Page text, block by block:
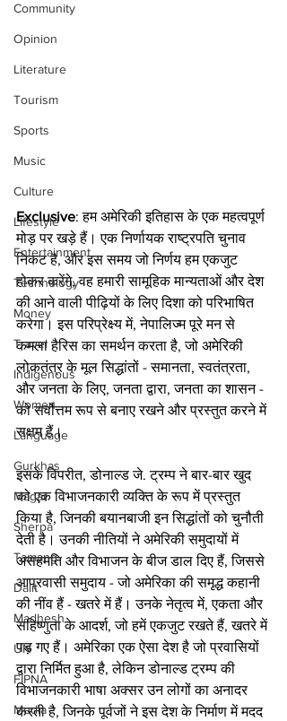
Community
Opinion
Literature
Tourism
Sports
Music
Culture
Lifestyle
Entertainment
Technology
Money
Travel
Indigenous
Women
Language
Gurkhas
Magar
Sherpa
Tamang
Dalit
Madhesh
UN
FIPNA
Media
Exclusive: हम अमेरिकी इतिहास के एक महत्वपूर्ण
मोड़ पर खड़े हैं। एक निर्णायक राष्ट्रपति चुनाव
निकट है, और इस समय जो निर्णय हम एकजुट
होकर करेंगे, वह हमारी सामूहिक मान्यताओं और देश
की आने वाली पीढ़ियों के लिए दिशा को परिभाषित
करेगा। इस परिप्रेक्ष्य में, नेपालिज्म पूरे मन से
कमला हैरिस का समर्थन करता है, जो अमेरिकी
लोकतंत्र के मूल सिद्धांतों - समानता, स्वतंत्रता,
और जनता के लिए, जनता द्वारा, जनता का शासन -
को सर्वोत्तम रूप से बनाए रखने और प्रस्तुत करने में
सक्षम हैं।
इसके विपरीत, डोनाल्ड जे. ट्रम्प ने बार-बार खुद
को एक विभाजनकारी व्यक्ति के रूप में प्रस्तुत
किया है, जिनकी बयानबाजी इन सिद्धांतों को चुनौती
देती है। उनकी नीतियों ने अमेरिकी समुदायों में
असहमति और विभाजन के बीज डाल दिए हैं, जिससे
आप्रवासी समुदाय - जो अमेरिका की समृद्ध कहानी
की नींव हैं - खतरे में हैं। उनके नेतृत्व में, एकता और
सहिष्णुता के आदर्श, जो हमें एकजुट रखते हैं, खतरे में
पड़ गए हैं। अमेरिका एक ऐसा देश है जो प्रवासियों
द्वारा निर्मित हुआ है, लेकिन डोनाल्ड ट्रम्प की
विभाजनकारी भाषा अक्सर उन लोगों का अनादर
करती है, जिनके पूर्वजों ने इस देश के निर्माण में मदद